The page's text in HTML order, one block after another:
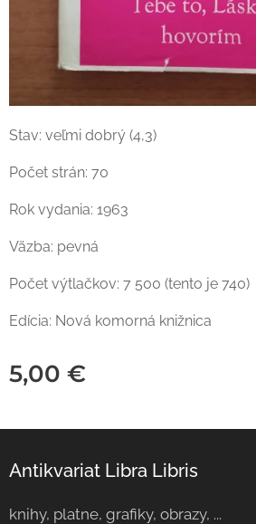
Stav: veľmi dobrý (4,3)
Počet strán: 70
Rok vydania: 1963
Väzba: pevná
Počet výtlačkov: 7 500 (tento je 740)
Edícia: Nová komorná knižnica
5,00 €
Antikvariat Libra Libris
knihy, platne, grafiky, obrazy, ...